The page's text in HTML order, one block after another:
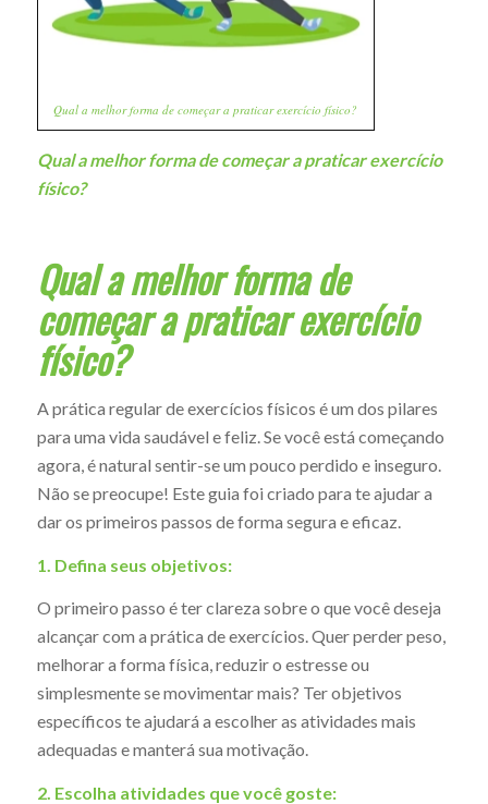
Qual a melhor forma de começar a praticar exercício físico?
Qual a melhor forma de começar a praticar exercício
físico?
Qual a melhor forma de
começar a praticar exercício
físico?
A prática regular de exercícios físicos é um dos pilares
para uma vida saudável e feliz. Se você está começando
agora, é natural sentir-se um pouco perdido e inseguro.
Não se preocupe! Este guia foi criado para te ajudar a
dar os primeiros passos de forma segura e eficaz.
1. Defina seus objetivos:
O primeiro passo é ter clareza sobre o que você deseja
alcançar com a prática de exercícios. Quer perder peso,
melhorar a forma física, reduzir o estresse ou
simplesmente se movimentar mais? Ter objetivos
específicos te ajudará a escolher as atividades mais
adequadas e manterá sua motivação.
2. Escolha atividades que você goste: